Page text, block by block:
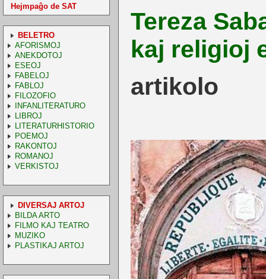
Hejmpaĝo de SAT
BELETRO
AFORISMOJ
ANEKDOTOJ
ESEOJ
FABELOJ
FABLOJ
FILOZOFIO
INFANLITERATURO
LIBROJ
LITERATURHISTORIO
POEMOJ
RAKONTOJ
ROMANOJ
VERKISTOJ
DIVERSAJ ARTOJ
BILDA ARTO
FILMO KAJ TEATRO
MUZIKO
PLASTIKAJ ARTOJ
Tereza
kaj religioj
artikolo